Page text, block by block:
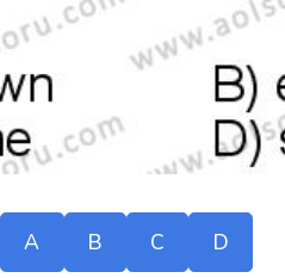
A B C D